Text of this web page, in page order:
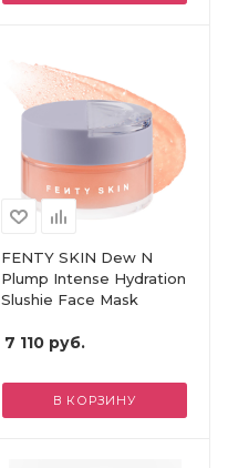
FENTY SKIN Dew N
Plump Intense Hydration
Slushie Face Mask
7 110руб.
В КОРЗИНУ